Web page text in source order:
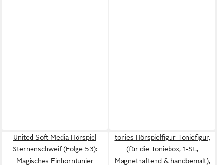
United Soft Media Hörspiel
Sternenschweif (Folge 53):
Magisches Einhorntunier
tonies Hörspielfigur Toniefigur,
(für die Toniebox, 1-St.,
Magnethaftend & handbemalt),